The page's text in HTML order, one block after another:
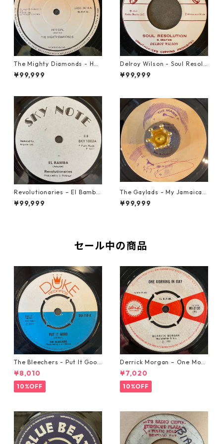
The Mighty Diamonds - Hey
Girl【12-50053】
¥99,999
Delroy Wilson - Soul Resolu
tion【7-21935】
¥99,999
Revolutionaries – El Bamba
【7-21855】
¥99,999
The Gaylads - My Jamaican
Girl【7-22009】
¥99,999
セール中の商品
The Bleechers - Put It Good
【7-21637】
¥8,010
10%OFF
Derrick Morgan – One Morn
ing In May【7-21653】
¥7,020
10%OFF